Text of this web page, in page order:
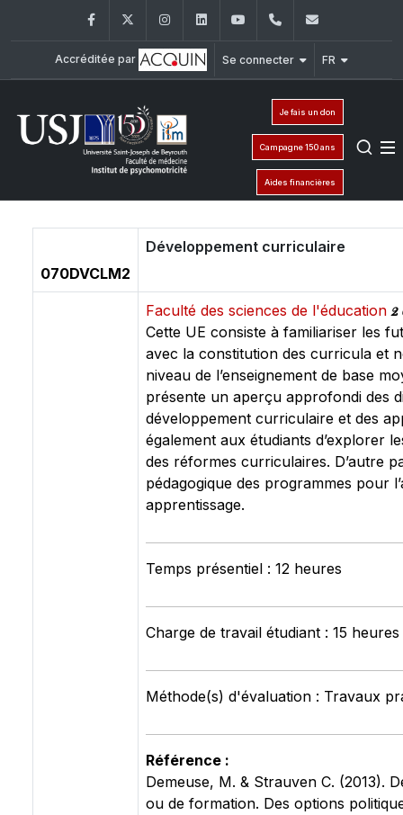
FacebookTwitter InstagramLinkedInYouTube+961 (1) 421 617
Accréditée par Se connecter FR
Je fais un don
Campagne 150 ans
Aides financières
070DVCLM2
Développement curriculaire
Faculté des sciences de l'éducation2
Cette UE consiste à familiariser les
avec la constitution des curricula et
niveau de l’enseignement de base
présente un aperçu approfondi des
développement curriculaire et des
également aux étudiants d’explorer
des réformes curriculaires. D’autre
pédagogique des programmes pour
apprentissage.
Temps présentiel : 12 heures
Charge de travail étudiant : 15 heures
Méthode(s) d'évaluation : Travaux
Référence :
Demeuse, M. & Strauven C. (2013).
ou de formation. Des options